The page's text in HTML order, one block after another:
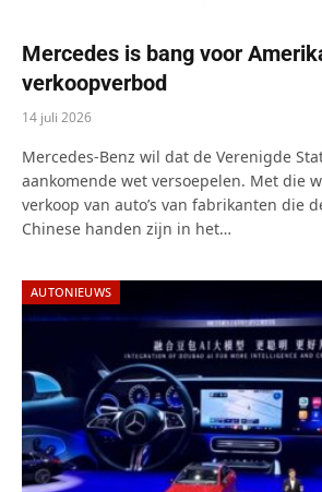
Mercedes is bang voor
verkoopverbod
14 juli 2026
Mercedes-Benz wil dat de Verenigde
aankomende wet versoepelen. Met die
verkoop van auto’s van fabrikanten die
Chinese handen zijn in het…
AUTONIEUWS